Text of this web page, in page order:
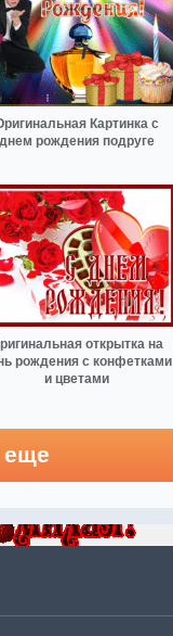
Картинка с
днем рождения подруге
открытка на
рождения с конфетками
и цветами
еще